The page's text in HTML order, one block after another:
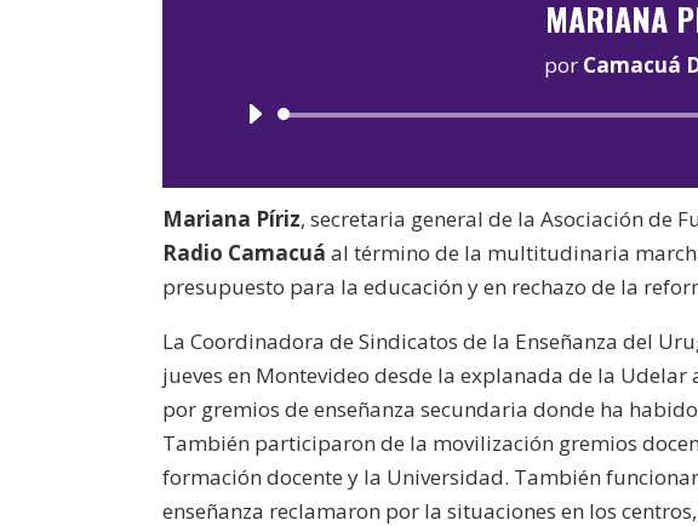
MARIANA
por Camacuá
Mariana Píriz, secretaria general de la Asociación de
Radio Camacuá al término de la multitudinaria
presupuesto para la educación y en rechazo de la
La Coordinadora de Sindicatos de la Enseñanza del
jueves en Montevideo desde la explanada de la
por gremios de enseñanza secundaria donde ha
También participaron de la movilización gremios
formación docente y la Universidad. También
enseñanza reclamaron por la situaciones en los